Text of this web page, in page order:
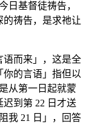
日基督徒祷告，
的祷告，是求祂让
语而来」，这是全
的言语」指但以
从第一日起就蒙
到第 22 日才送
我 21 日」，回答